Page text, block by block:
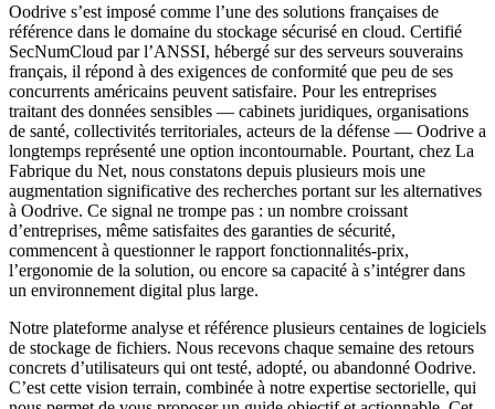
Oodrive s’est imposé comme l’une des solutions françaises de
référence dans le domaine du stockage sécurisé en cloud. Certifié
SecNumCloud par l’ANSSI, hébergé sur des serveurs souverains
français, il répond à des exigences de conformité que peu de ses
concurrents américains peuvent satisfaire. Pour les entreprises
traitant des données sensibles — cabinets juridiques, organisations
de santé, collectivités territoriales, acteurs de la défense — Oodrive a
longtemps représenté une option incontournable. Pourtant, chez La
Fabrique du Net, nous constatons depuis plusieurs mois une
augmentation significative des recherches portant sur les alternatives
à Oodrive. Ce signal ne trompe pas : un nombre croissant
d’entreprises, même satisfaites des garanties de sécurité,
commencent à questionner le rapport fonctionnalités-prix,
l’ergonomie de la solution, ou encore sa capacité à s’intégrer dans
un environnement digital plus large.
Notre plateforme analyse et référence plusieurs centaines de logiciels
de stockage de fichiers. Nous recevons chaque semaine des retours
concrets d’utilisateurs qui ont testé, adopté, ou abandonné Oodrive.
C’est cette vision terrain, combinée à notre expertise sectorielle, qui